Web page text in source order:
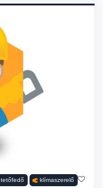
tetőfedő klímaszerelő